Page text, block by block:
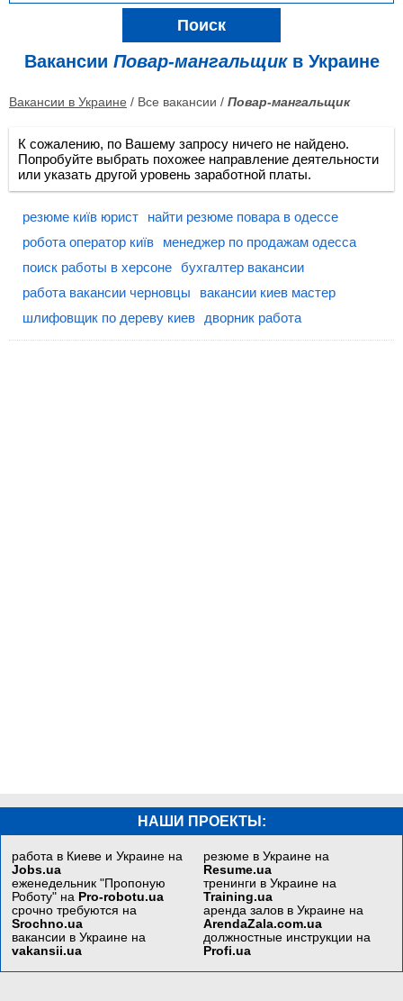
Поиск
Вакансии Повар-мангальщикв Украине
Вакансии в Украине / Все вакансии / Повар-мангальщик
К сожалению, по Вашему запросу ничего не найдено.
Попробуйте выбрать похожее направление деятельности
или указать другой уровень заработной платы.
резюме київ юрист
найти резюме повара в одессе
робота оператор київ
менеджер по продажам одесса
поиск работы в херсоне бухгалтер вакансии
работа вакансии черновцы
вакансии киев мастер
шлифовщик по дереву киев
дворник работа
НАШИ ПРОЕКТЫ:
работа в Киеве и Украине на
Jobs.ua
еженедельник "Пропоную
Роботу" на Pro-robotu.ua
срочно требуются на
Srochno.ua
вакансии в Украине на
vakansii.ua
резюме в Украине на
Resume.ua
тренинги в Украине на
Training.ua
аренда залов в Украине на
ArendaZala.com.ua
должностные инструкции на
Profi.ua